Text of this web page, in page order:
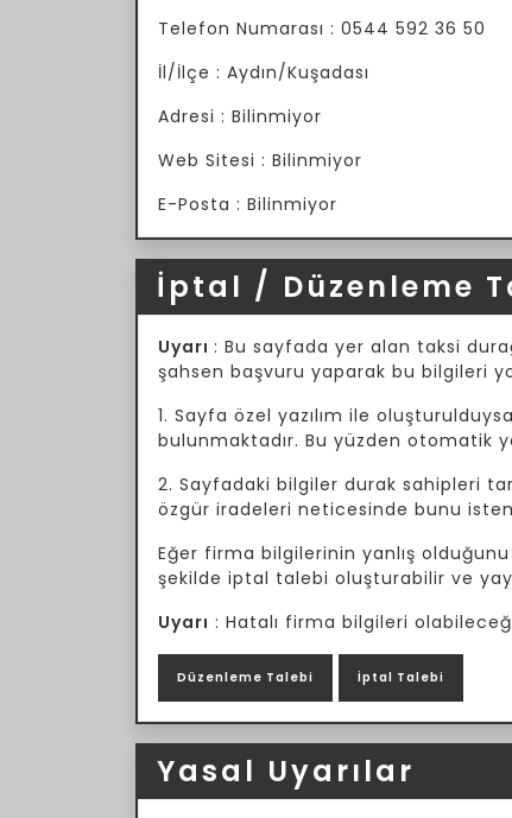
Telefon Numarası : 0544 592 36 50
İl/İlçe : Aydın/Kuşadası
Adresi : Bilinmiyor
Web Sitesi : Bilinmiyor
E-Posta : Bilinmiyor
İptal / Düzenleme
Uyarı : Bu sayfada yer alan taksi
şahsen başvuru yaparak bu bilgileri
1. Sayfa özel yazılım ile
bulunmaktadır. Bu yüzden otomatik
2. Sayfadaki bilgiler durak sahipleri
özgür iradeleri neticesinde bunu
Eğer firma bilgilerinin yanlış
şekilde iptal talebi oluşturabilir ve
Uyarı : Hatalı firma bilgileri
Düzenleme Talebi İptal Talebi
Yasal Uyarılar